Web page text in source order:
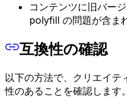
コンテンツに旧バー
polyfill の問題が含ま
互換性の確認
以下の方法で、クリエイテ
性のあることを確認します。